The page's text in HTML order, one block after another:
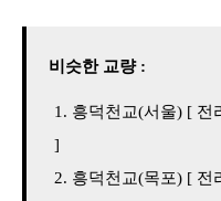
비슷한 교량 :
흥덕천교(서울) [ 전
]
흥덕천교(목포) [ 전